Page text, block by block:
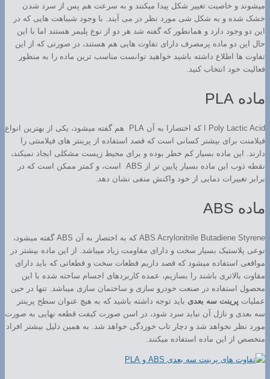
میشوند و خاصیت تغییر شکل پیدا میکنند و به سرعت هم پس از سرد شدن
خشک شده و به شکل شی مورد نظر در می آیند. با وجود شبباهت هایی که در
این دو وجود دارد و همانطور که گفته شد هر دو از نوع پلیمر هستند اما با این
حال این دو ماده پرمصرف دارای تفاوت هایی هم هستند، در صورتی که از این
تفاوت ها اطلاع داشته باشید خواهید توانست مناسب ترین ماده را به منظور
فعالیت خود انتخاب کنید.
ماده PLA
Poly Lactic Acid ا که اختصارا به آن PLA هم گفته میشود، یکی از بهترین انواع
فیلامنت برای بیشتر کسانی است که قصد استفاده از پرینتر های فیلامنتی را
دارند. این ماده بسیار کم خطر بوده و برای محیط زیست مشکلی ایجاد نمیکند،
نقطه ذوب این ماده بسیار پایین تر از ABS است، و کمتر ممکن است که در
برابر تغییرات دمایی از خود واکنش منفی نشان دهد.
ماده ABS
ABS Acrylonitrile Butadiene Styrene که به اختصار به آن ABS گفته میشود،
نوعی پلاستیک بسیار سخت و دارای مقاومت زیاد میباشد. از این ماده بیشتر در
مواقعی استفاده میشود که قصد داریم قطعات سخت و قطعاتی که باید دارای
مقاوت بالاتری باشند را بسازیم، عمده کاربردهای اجسام ساخته شده با این
محصول استفاده در صنعت خودرو سازی و ساختمان سازی میباشد. تنها در حین
عملیات پرینت سه بعدی باید توجه داشته باشید که به هیچ عنوان سطح پرینتر
سه بعدی و نازل آن نباید سرد شود، در اسن صورت کیفت قطعه نهایی به صورت
مورد نظر نخواهد شد و دچار تاب خوردگی خواهد شد. به همین دلیل بیشتر افراد
متخصص از این ماده استفاده میکنند.